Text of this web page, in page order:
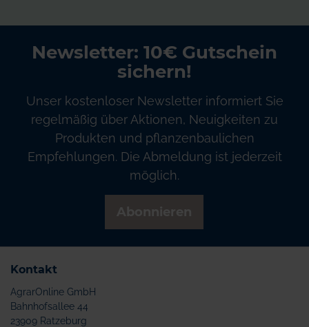
Newsletter: 10€ Gutschein
sichern!
Unser kostenloser Newsletter informiert Sie
regelmäßig über Aktionen, Neuigkeiten zu
Produkten und pflanzenbaulichen
Empfehlungen. Die Abmeldung ist jederzeit
möglich.
Kontakt
AgrarOnline GmbH
Bahnhofsallee 44
23909 Ratzeburg